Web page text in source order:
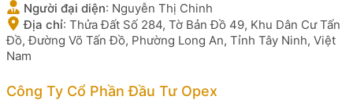
Người đại diện: Nguyễn Thị Chinh
Địa chỉ: Thửa Đất Số 284, Tờ Bản Đồ 49, Khu Dân Cư Tấn
Đồ, Đường Võ Tấn Đồ, Phường Long An, Tỉnh Tây Ninh, Việt
Nam
Công Ty Cổ Phần Đầu Tư Opex